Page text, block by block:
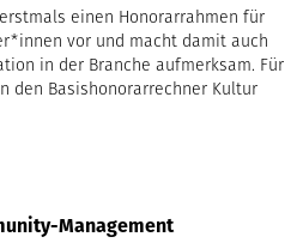
einen Honorarrahmen für
vor und macht damit auch
in der Branche aufmerksam. Für
den Basishonorarrechner Kultur
Management